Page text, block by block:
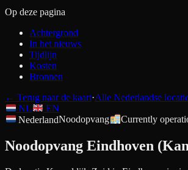
Op deze pagina
Achtergrond
In het nieuws
Tijdlijn
Kosten
Bronnen
← Terug naar de kaart·Alle Nederlandse
NL
EN
NederlandNoodopvang Currently
Noodopvang Eindhoven